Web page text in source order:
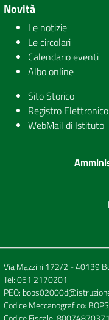
Novità
Le notizie
Le circolari
Calendario eventi
Albo online
Sito Storico
Registro Elettronico
WebMail di Istituto
Via Mazzini 172/2 - 40139
Tel:051 2170201
PEO:
Codice Meccanografico: